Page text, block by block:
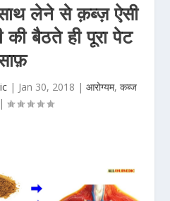
लेने से क़ब्ज़ ऐसी
बैठते ही पूरा पेट
| Jan 30, 2018 | आरोग्यम, कब्ज
|